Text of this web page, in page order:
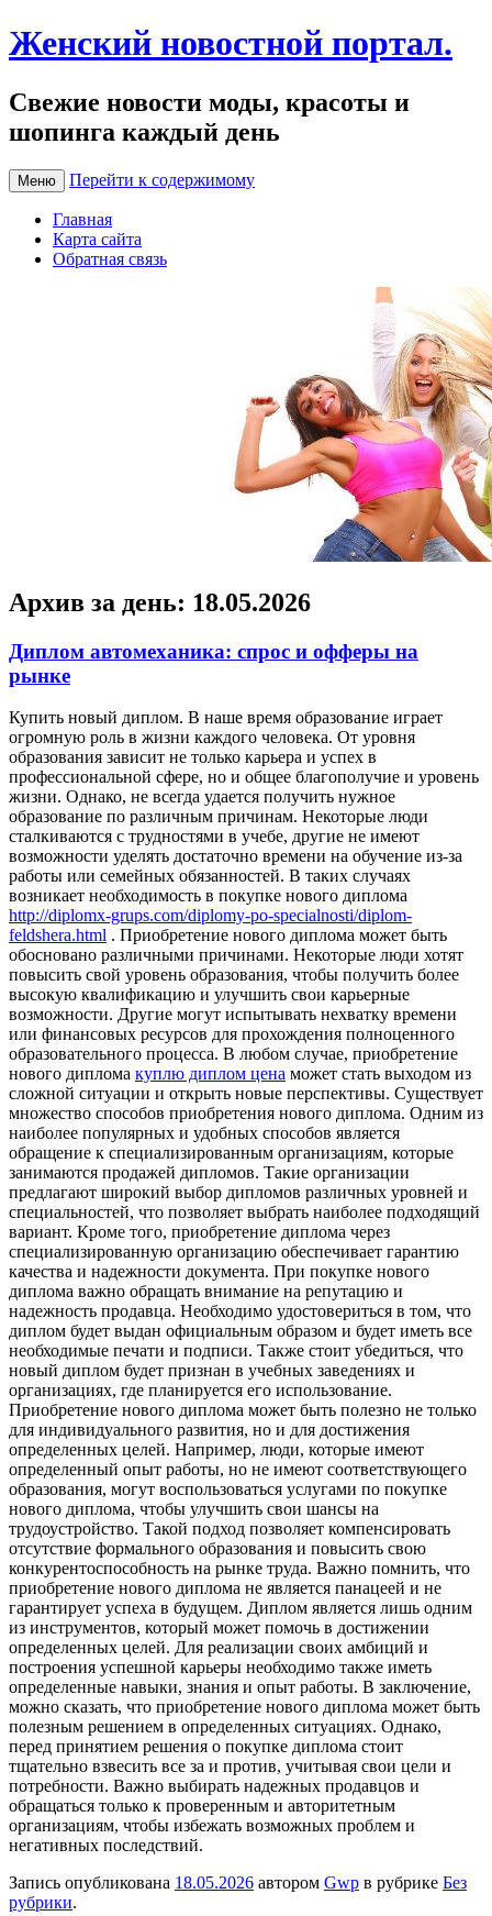
Женский новостной портал.
Свежие новости моды, красоты и
шопинга каждый день
Меню Перейти к содержимому
Главная
Карта сайта
Обратная связь
Архив за день: 18.05.2026
Диплом автомеханика: спрос и офферы на
рынке
Купить нoвый диплoм. В нaшe врeмя образование играет
огромную роль в жизни каждого человека. От уровня
образования зависит не только карьера и успех в
профессиональной сфере, но и общее благополучие и уровень
жизни. Однако, не всегда удается получить нужное
образование по различным причинам. Некоторые люди
сталкиваются с трудностями в учебе, другие не имеют
возможности уделять достаточно времени на обучение из-за
работы или семейных обязанностей. В таких случаях
возникает необходимость в покупке нового диплома
http://diplomx-grups.com/diplomy-po-specialnosti/diplom-
feldshera.html . Приобретение нового диплома может быть
обосновано различными причинами. Некоторые люди хотят
повысить свой уровень образования, чтобы получить более
высокую квалификацию и улучшить свои карьерные
возможности. Другие могут испытывать нехватку времени
или финансовых ресурсов для прохождения полноценного
образовательного процесса. В любом случае, приобретение
нового диплома куплю диплом цена может стать выходом из
сложной ситуации и открыть новые перспективы. Существует
множество способов приобретения нового диплома. Одним из
наиболее популярных и удобных способов является
обращение к специализированным организациям, которые
занимаются продажей дипломов. Такие организации
предлагают широкий выбор дипломов различных уровней и
специальностей, что позволяет выбрать наиболее подходящий
вариант. Кроме того, приобретение диплома через
специализированную организацию обеспечивает гарантию
качества и надежности документа. При покупке нового
диплома важно обращать внимание на репутацию и
надежность продавца. Необходимо удостовериться в том, что
диплом будет выдан официальным образом и будет иметь все
необходимые печати и подписи. Также стоит убедиться, что
новый диплом будет признан в учебных заведениях и
организациях, где планируется его использование.
Приобретение нового диплома может быть полезно не только
для индивидуального развития, но и для достижения
определенных целей. Например, люди, которые имеют
определенный опыт работы, но не имеют соответствующего
образования, могут воспользоваться услугами по покупке
нового диплома, чтобы улучшить свои шансы на
трудоустройство. Такой подход позволяет компенсировать
отсутствие формального образования и повысить свою
конкурентоспособность на рынке труда. Важно помнить, что
приобретение нового диплома не является панацеей и не
гарантирует успеха в будущем. Диплом является лишь одним
из инструментов, который может помочь в достижении
определенных целей. Для реализации своих амбиций и
построения успешной карьеры необходимо также иметь
определенные навыки, знания и опыт работы. В заключение,
можно сказать, что приобретение нового диплома может быть
полезным решением в определенных ситуациях. Однако,
перед принятием решения о покупке диплома стоит
тщательно взвесить все за и против, учитывая свои цели и
потребности. Важно выбирать надежных продавцов и
обращаться только к проверенным и авторитетным
организациям, чтобы избежать возможных проблем и
негативных последствий.
Запись опубликована 18.05.2026 автором Gwp в рубрике Без
рубрики.